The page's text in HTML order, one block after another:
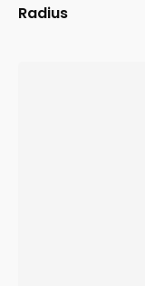
Radius